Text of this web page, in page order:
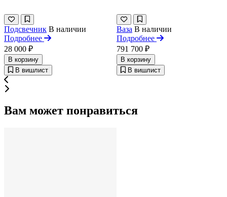
Подсвечник В наличии
Подробнее
28 000 ₽
В корзину
В вишлист
Ваза В наличии
Подробнее
791 700 ₽
В корзину
В вишлист
Вам может понравиться